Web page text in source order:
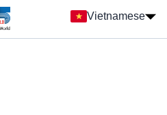
Vietnamese